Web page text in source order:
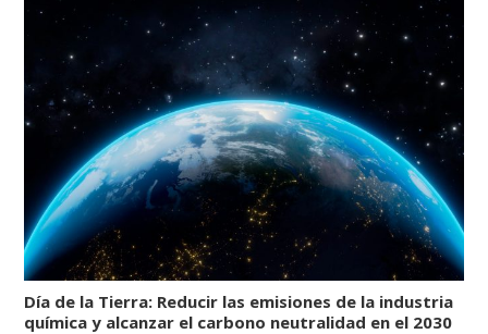
Día de la Tierra: Reducir las emisiones de la industria
química y alcanzar el carbono neutralidad en el 2030